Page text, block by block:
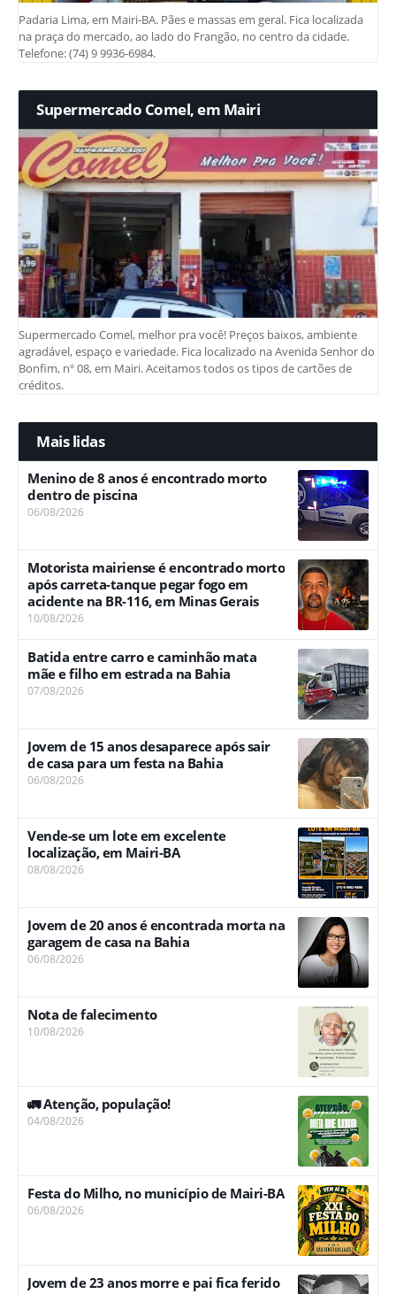
Padaria Lima, em Mairi-BA. Pães e massas em geral. Fica localizada
na praça do mercado, ao lado do Frangão, no centro da cidade.
Telefone: (74) 9 9936-6984.
Supermercado Comel, em Mairi
Supermercado Comel, melhor pra você! Preços baixos, ambiente
agradável, espaço e variedade. Fica localizado na Avenida Senhor do
Bonfim, nº 08, em Mairi. Aceitamos todos os tipos de cartões de
créditos.
Mais lidas
Menino de 8 anos é encontrado morto
dentro de piscina
06/08/2026
Motorista mairiense é encontrado morto
após carreta-tanque pegar fogo em
acidente na BR-116, em Minas Gerais
10/08/2026
Batida entre carro e caminhão mata
mãe e filho em estrada na Bahia
07/08/2026
Jovem de 15 anos desaparece após sair
de casa para um festa na Bahia
06/08/2026
Vende-se um lote em excelente
localização, em Mairi-BA
08/08/2026
Jovem de 20 anos é encontrada morta na
garagem de casa na Bahia
06/08/2026
Nota de falecimento
10/08/2026
🚛 Atenção, população!
04/08/2026
Festa do Milho, no município de Mairi-BA
06/08/2026
Jovem de 23 anos morre e pai fica ferido